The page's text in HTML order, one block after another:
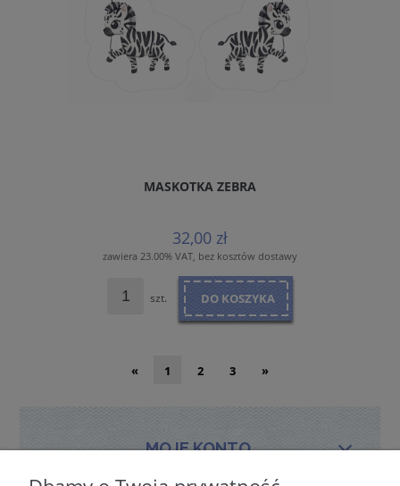
MASKOTKA ZEBRA
32,00 zł
zawiera 23.00% VAT, bez kosztów dostawy
szt. DO KOSZYKA
« 1 2 3 »
MOJE KONTO